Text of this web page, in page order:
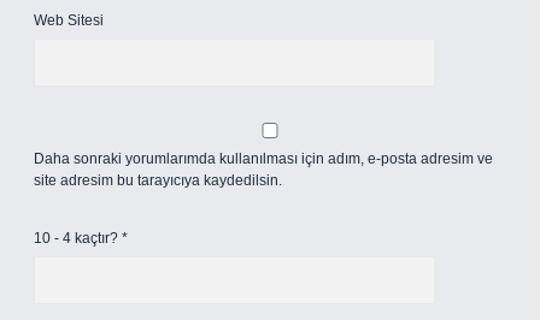
Web Sitesi
Daha sonraki yorumlarımda kullanılması için adım, e-posta adresim ve
site adresim bu tarayıcıya kaydedilsin.
10 - 4 kaçtır? *